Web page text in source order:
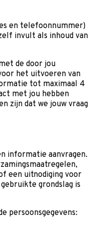
en telefoonnummer)
invult als inhoud van
de door jou
het uitvoeren van
tot maximaal 4
met jou hebben
zijn dat we jouw vraag
informatie aanvragen.
een uitnodiging voor
grondslag is
persoonsgegevens: